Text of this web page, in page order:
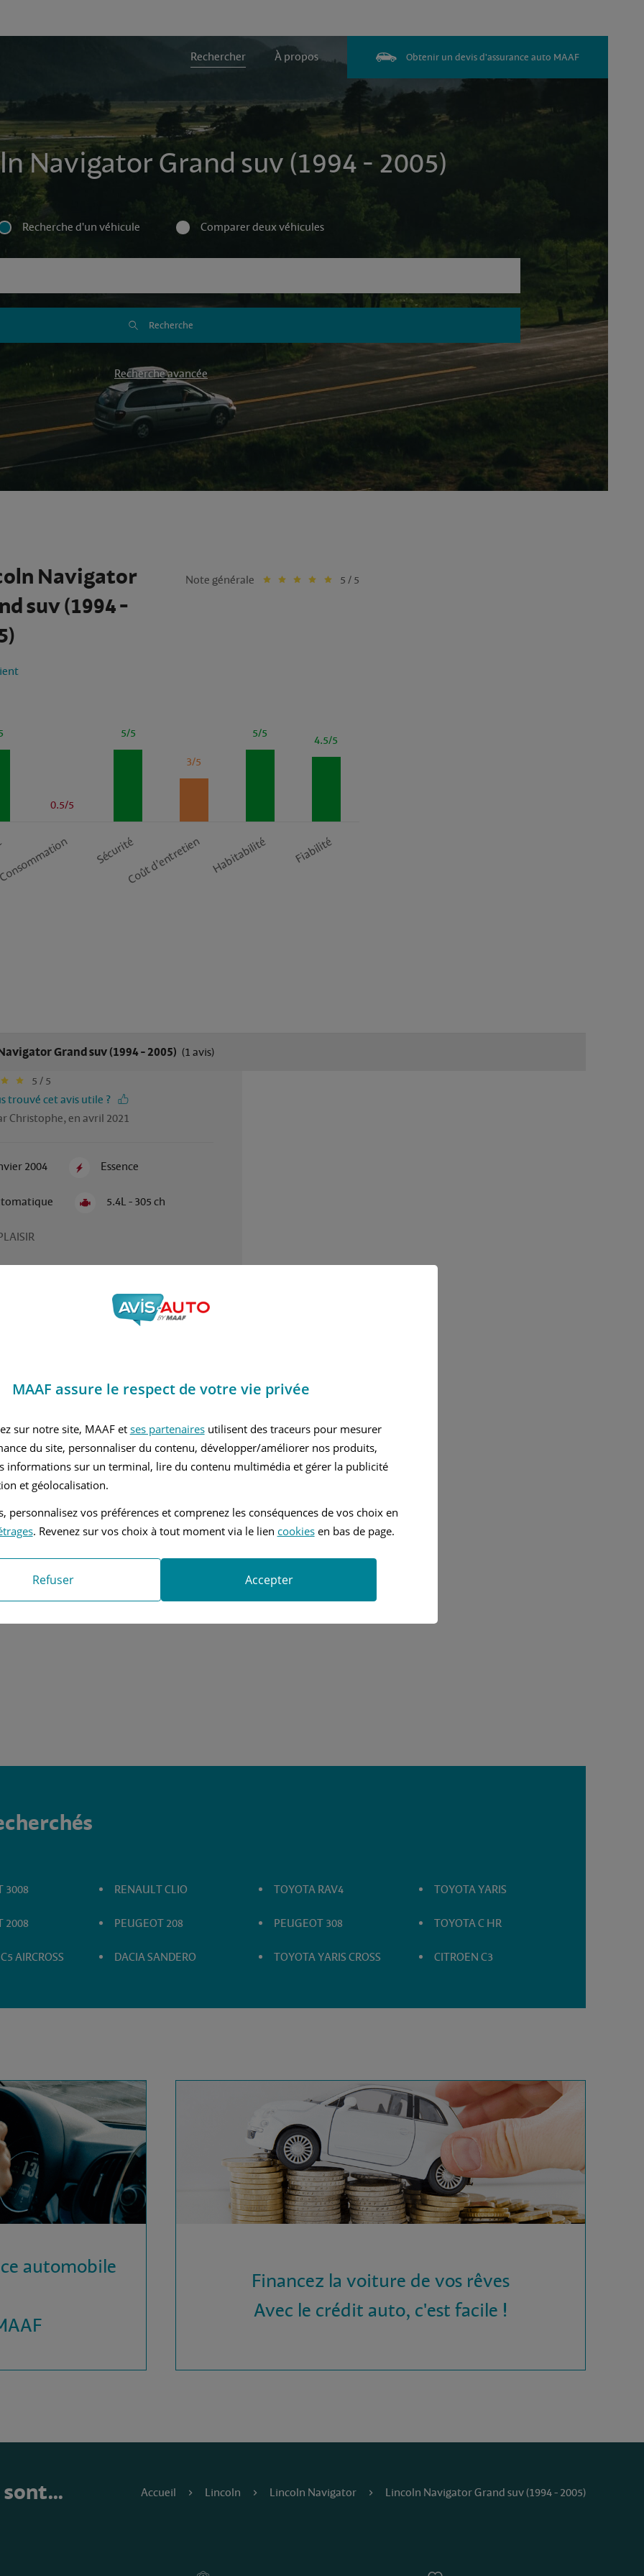
Rechercher À propos Obtenir un devis d'assurance auto MAAF
Navigator Grand suv (1994 - 2005)
Recherche d'un véhicule Comparer deux véhicules
Recherche
Recherche avancée
Navigator
suv (1994 -
Note générale 5 / 5
0.5/5
5/5
Sécurité
3/5
Coût d’entretien
5/5
Habitabilité
4.5/5
Fiabilité
Grand suv (1994 - 2005) (1 avis)
5 / 5
trouvé cet avis utile ?
Christophe, en avril 2021
2004 Essence
5.4L - 305 ch
MOTEUR, CONFORT
3008
2008
AIRCROSS
RENAULT CLIO
PEUGEOT 208
DACIA SANDERO
TOYOTA RAV4
PEUGEOT 308
TOYOTA YARIS CROSS
TOYOTA YARIS
TOYOTA C HR
CITROEN C3
automobile
Financez la voiture de vos rêves
Avec le crédit auto, c'est facile !
sont… Accueil Lincoln Lincoln Navigator Lincoln Navigator Grand suv (1994 - 2005)
MAAF assure le respect de votre vie privée
sur notre site, MAAF et ses partenairesutilisent des traceurs pour mesurer
du site, personnaliser du contenu, développer/améliorer nos produits,
informations sur un terminal, lire du contenu multimédia et gérer la publicité
et géolocalisation.
personnalisez vos préférences et comprenez les conséquences de vos choix en
. Revenez sur vos choix à tout moment via le lien cookiesen bas de page.
Refuser Accepter